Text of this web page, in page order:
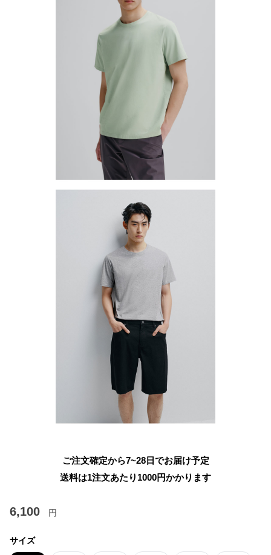
ご注文確定から7~28日でお届け予定
送料は1注文あたり 1000円かかります
6,100 円
サイズ